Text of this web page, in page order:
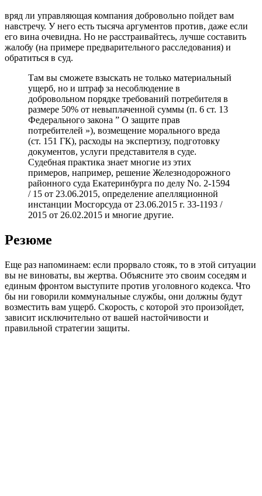
вряд ли управляющая компания добровольно пойдет вам
навстречу. У него есть тысяча аргументов против, даже если
его вина очевидна. Но не расстраивайтесь, лучше составить
жалобу (на примере предварительного расследования) и
обратиться в суд.
Там вы сможете взыскать не только материальный
ущерб, но и штраф за несоблюдение в
добровольном порядке требований потребителя в
размере 50% от невыплаченной суммы (п. 6 ст. 13
Федерального закона ” О защите прав
потребителей »), возмещение морального вреда
(ст. 151 ГК), расходы на экспертизу, подготовку
документов, услуги представителя в суде.
Судебная практика знает многие из этих
примеров, например, решение Железнодорожного
районного суда Екатеринбурга по делу No. 2-1594
/ 15 от 23.06.2015, определение апелляционной
инстанции Мосгорсуда от 23.06.2015 г. 33-1193 /
2015 от 26.02.2015 и многие другие.
Резюме
Еще раз напоминаем: если прорвало стояк, то в этой ситуации
вы не виноваты, вы жертва. Объясните это своим соседям и
единым фронтом выступите против уголовного кодекса. Что
бы ни говорили коммунальные службы, они должны будут
возместить вам ущерб. Скорость, с которой это произойдет,
зависит исключительно от вашей настойчивости и
правильной стратегии защиты.